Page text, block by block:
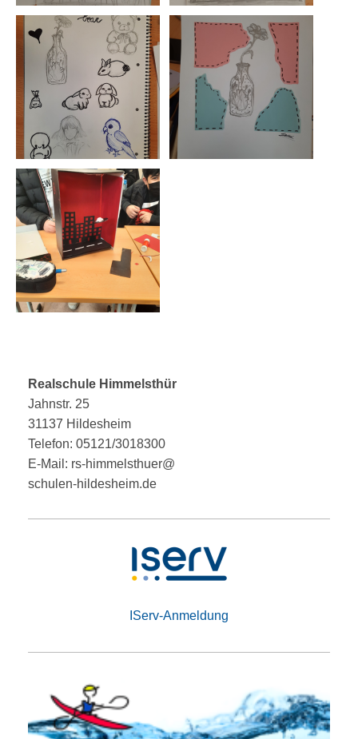
Realschule Himmelsthür
Jahnstr. 25
31137 Hildesheim
Telefon: 05121/3018300
E-Mail: rs-himmelsthuer@
schulen-hildesheim.de
IServ-Anmeldung